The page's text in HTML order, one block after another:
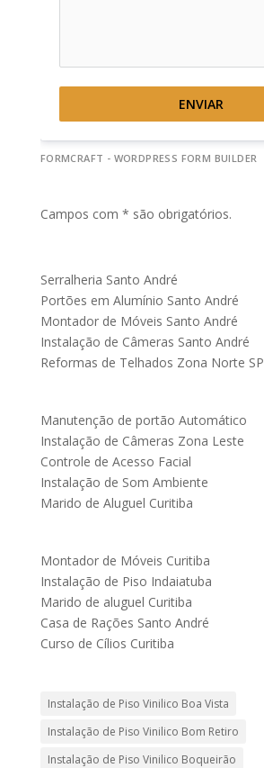
ENVIAR
FORMCRAFT - WORDPRESS FORM BUILDER
Campos com * são obrigatórios.
Serralheria Santo André
Portões em Alumínio Santo André
Montador de Móveis Santo André
Instalação de Câmeras Santo André
Reformas de Telhados Zona Norte SP
Manutenção de portão Automático
Instalação de Câmeras Zona Leste
Controle de Acesso Facial
Instalação de Som Ambiente
Marido de Aluguel Curitiba
Montador de Móveis Curitiba
Instalação de Piso Indaiatuba
Marido de aluguel Curitiba
Casa de Rações Santo André
Curso de Cílios Curitiba
Instalação de Piso Vinilico Boa Vista
Instalação de Piso Vinilico Bom Retiro
Instalação de Piso Vinilico Boqueirão